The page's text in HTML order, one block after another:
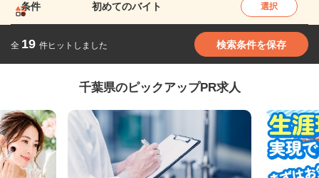
条件 初めてのバイト 選択
全 19 件ヒットしました 検索条件を保存
千葉県のピックアップPR求人